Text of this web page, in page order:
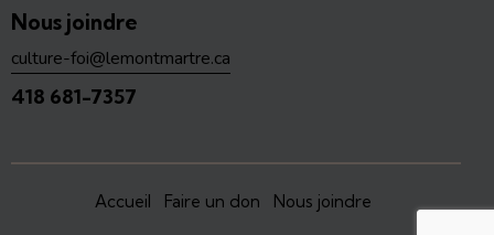
Nous joindre
culture-foi@lemontmartre.ca
418 681-7357
Accueil Faire un don Nous joindre